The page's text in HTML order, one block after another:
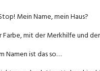
Mein Name, mein Haus?
Farbe, mit der Merkhilfe und
Namen ist das so…